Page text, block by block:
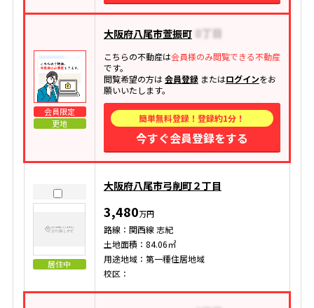
会員限定
更地
大阪府八尾市萱振町
こちらの不動産は会員様のみ閲覧できる不動産
です。
閲覧希望の方は会員登録またはログインをお
願いいたします。
簡単無料登録！登録約1分！
今すぐ会員登録をする
居住中
大阪府八尾市弓削町２丁目
3,480万円
路線：関西線 志紀
土地面積：84.06㎡
用途地域：第一種住居地域
校区：